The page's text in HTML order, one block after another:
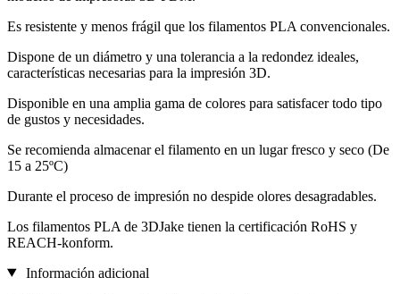
Es resistente y menos frágil que los filamentos PLA convencionales.
Dispone de un diámetro y una tolerancia a la redondez ideales,
características necesarias para la impresión 3D.
Disponible en una amplia gama de colores para satisfacer todo tipo
de gustos y necesidades.
Se recomienda almacenar el filamento en un lugar fresco y seco (De
15 a 25ºC)
Durante el proceso de impresión no despide olores desagradables.
Los filamentos PLA de 3DJake tienen la certificación RoHS y
REACH-konform.
Información adicional